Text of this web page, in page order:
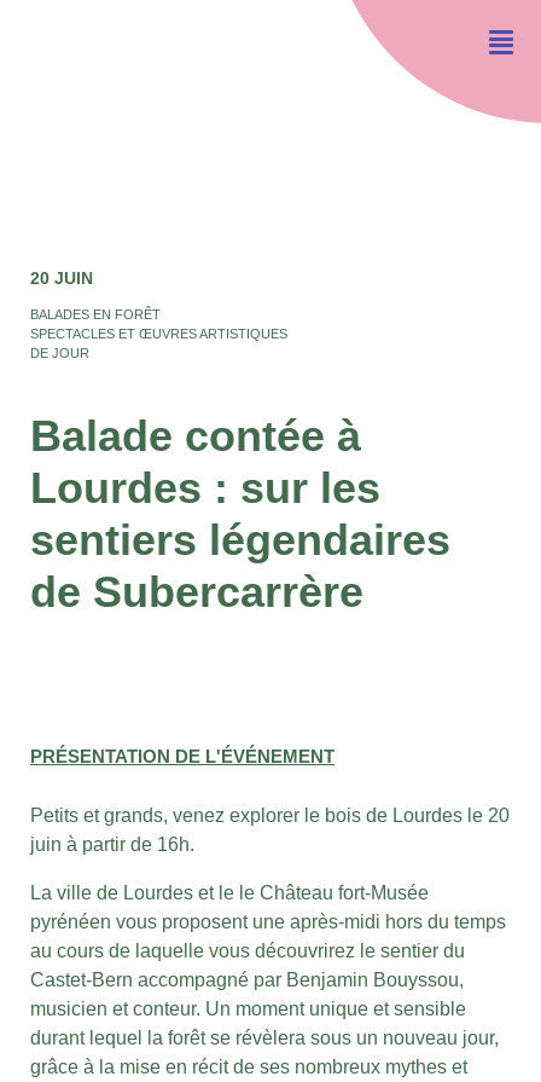
20 JUIN
BALADES EN FORÊT
SPECTACLES ET ŒUVRES ARTISTIQUES
DE JOUR
Balade contée à
Lourdes : sur les
sentiers légendaires
de Subercarrère
PRÉSENTATION DE L'ÉVÉNEMENT
Petits et grands, venez explorer le bois de Lourdes le 20
juin à partir de 16h.
La ville de Lourdes et le le Château fort-Musée
pyrénéen vous proposent une après-midi hors du temps
au cours de laquelle vous découvrirez le sentier du
Castet-Bern accompagné par Benjamin Bouyssou,
musicien et conteur. Un moment unique et sensible
durant lequel la forêt se révèlera sous un nouveau jour,
grâce à la mise en récit de ses nombreux mythes et